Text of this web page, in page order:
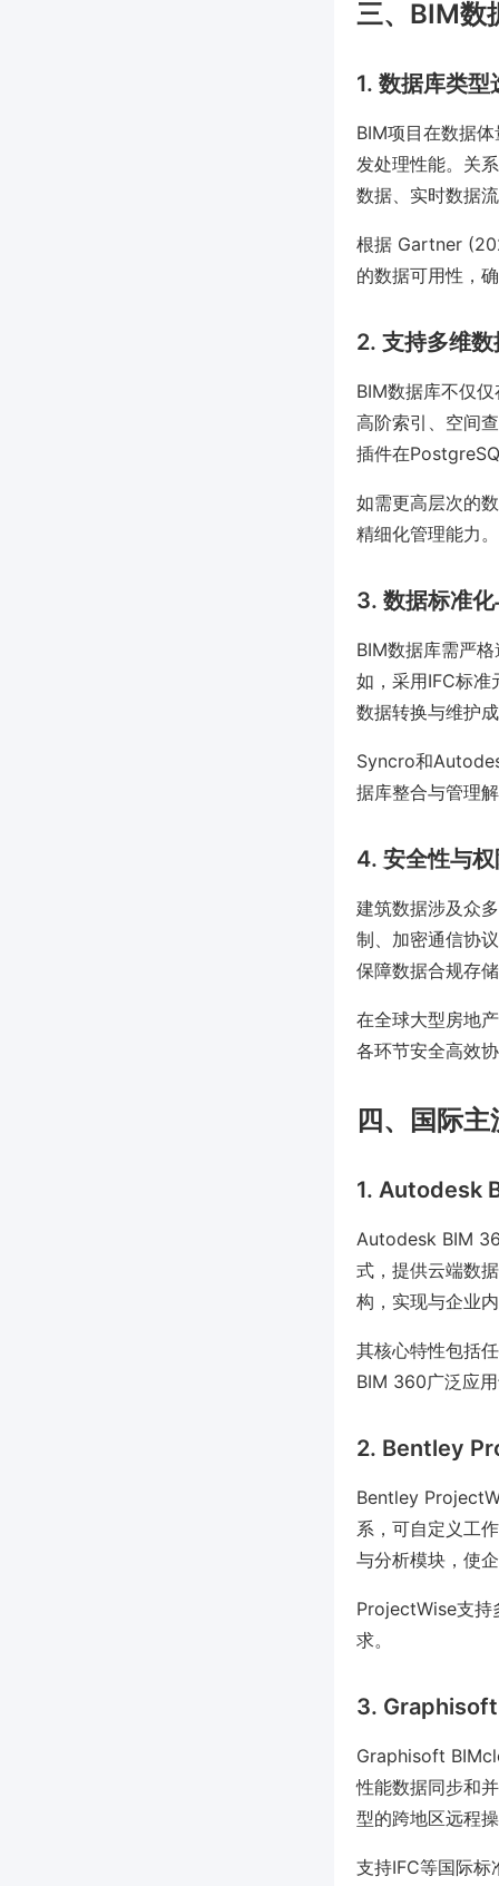
三、BIM数
1. 数据库类
BIM项目在数据
发处理性能。关
数据、实时数据
根据 Gartner
的数据可用性，
2. 支持多维
BIM数据库不仅
高阶索引、空间
插件在
如需更高层次的
精细化管理能力。
3. 数据标准
BIM数据库需严
如，采用IFC标
数据转换与维护
Syncro和
据库整合与管理
4. 安全性与
建筑数据涉及众
制、加密通信协
保障数据合规存
在全球大型房地
各环节安全高效
四、国际
1. Autodesk
Autodesk BIM
式，提供云端数
构，实现与企业
其核心特性包括
BIM 360广泛应
2. Bentley
Bentley
系，可自定义工
与分析模块，使
ProjectWise支持
求。
3.
Graphisoft
性能数据同步和
型的跨地区远程
支持IFC等国际